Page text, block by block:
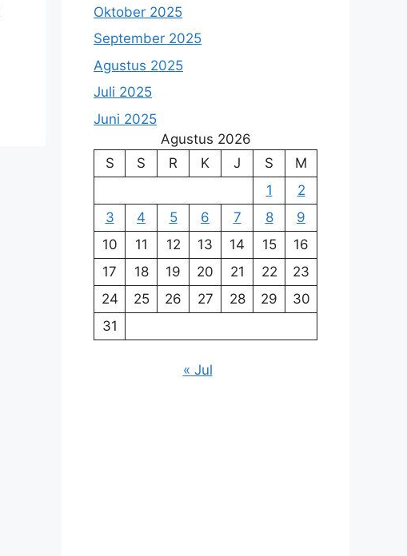
Oktober 2025
September 2025
Agustus 2025
Juli 2025
Juni 2025
Agustus 2026
S
S R K J S
M
1
2
3
4 5 6 7 8
9
10
11 12 13 14 15
16
17
18 19 20 21 22
23
24
25 26 27 28 29
30
31
« Jul